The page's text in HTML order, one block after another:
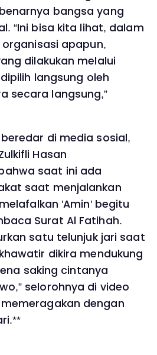
bangsa yang
“Ini bisa kita lihat, dalam
apapun,
dilakukan melalui
langsung oleh
secara langsung,”
di media sosial,
Hasan
saat ini ada
saat menjalankan
'Amin' begitu
Surat Al Fatihah.
satu telunjuk jari saat
dikira mendukung
saking cintanya
selorohnya di video
dengan